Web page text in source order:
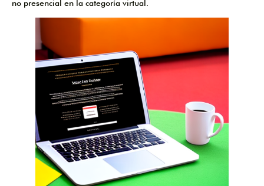
no presencial en la categoría virtual.